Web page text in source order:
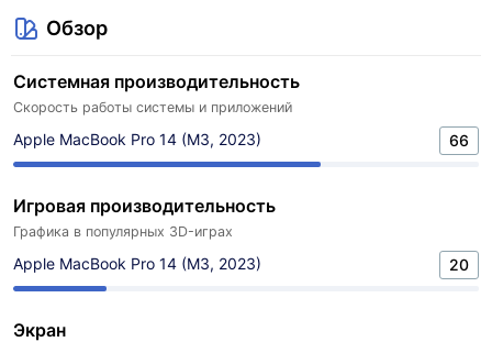
Обзор
Системная производительность
Скорость работы системы и приложений
Apple MacBook Pro 14 (M3, 2023) 66
Игровая производительность
Графика в популярных 3D-играх
Apple MacBook Pro 14 (M3, 2023) 20
Экран